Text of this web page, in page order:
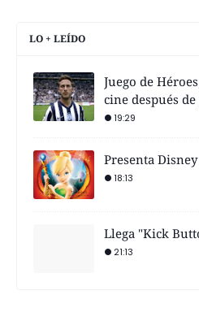
LO + LEÍDO
Juego de
cine después
19:29
Presenta
18:13
Llega "Kick
21:13